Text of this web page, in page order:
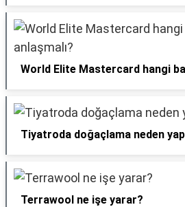
World Elite Mastercard hangi
Tiyatroda doğaçlama neden
Terrawool ne işe yarar?